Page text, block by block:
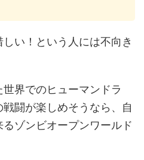
い！という人には不向き
界でのヒューマンドラ
闘が楽しめそうなら、自
ゾンビオープンワールド